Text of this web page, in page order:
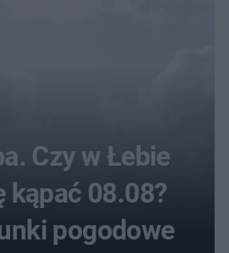
Czy w Łebie
kąpać 08.08?
pogodowe